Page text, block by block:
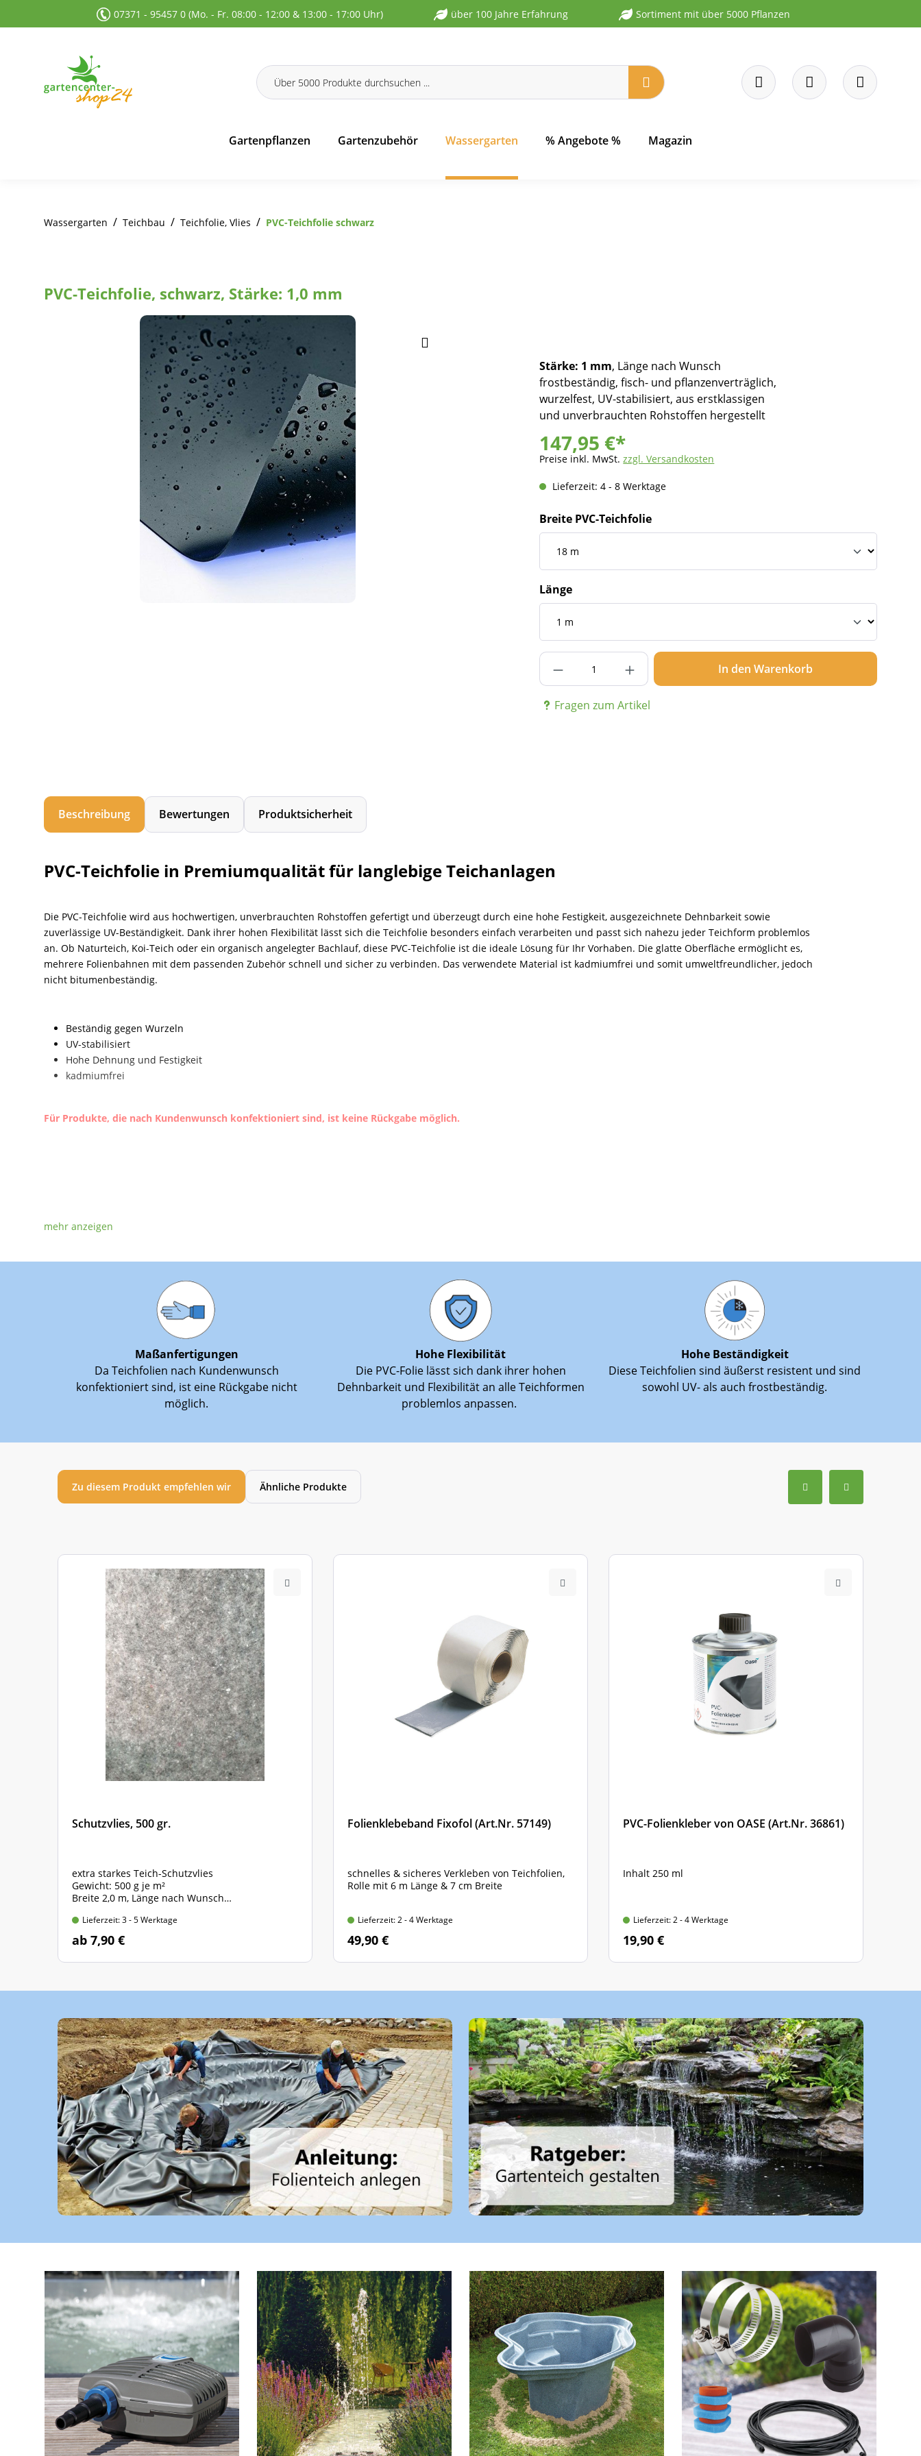
Zur Hauptnavigation springen
07371 - 95457 0 (Mo. - Fr. 08:00 - 12:00 & 13:00 - 17:00 Uhr) über 100 Jahre Erfahrung Sortiment mit über 5000 Pflanzen
Gartenpflanzen Gartenzubehör Wassergarten % Angebote % Magazin
Wassergarten / Teichbau / Teichfolie, Vlies / PVC-Teichfolie schwarz
PVC-Teichfolie, schwarz, Stärke: 1,0 mm
Stärke: 1 mm, Länge nach Wunsch
frostbeständig, fisch- und pflanzenverträglich,
wurzelfest, UV-stabilisiert, aus erstklassigen
und unverbrauchten Rohstoffen hergestellt
147,95 €*
Preise inkl. MwSt.zzgl. Versandkosten
Lieferzeit: 4 - 8 Werktage
Breite PVC-Teichfolie
Länge
Produkt Anzahl: Gib den gewünschten Wert ein
In den Warenkorb
Fragen zum Artikel
Beschreibung Bewertungen Produktsicherheit
PVC-Teichfolie in Premiumqualität für langlebige Teichanlagen
Die PVC-Teichfolie wird aus hochwertigen, unverbrauchten Rohstoffen gefertigt und überzeugt durch eine hohe Festigkeit, ausgezeichnete Dehnbarkeit sowie
zuverlässige UV-Beständigkeit. Dank ihrer hohen Flexibilität lässt sich die Teichfolie besonders einfach verarbeiten und passt sich nahezu jeder Teichform problemlos
an. Ob Naturteich, Koi-Teich oder ein organisch angelegter Bachlauf, diese PVC-Teichfolie ist die ideale Lösung für Ihr Vorhaben. Die glatte Oberfläche ermöglicht es,
mehrere Folienbahnen mit dem passenden Zubehör schnell und sicher zu verbinden. Das verwendete Material ist kadmiumfrei und somit umweltfreundlicher, jedoch
nicht bitumenbeständig.
Beständig gegen Wurzeln
UV-stabilisiert
Hohe Dehnung und Festigkeit
kadmiumfrei
Für Produkte, die nach Kundenwunsch konfektioniert sind, ist keine Rückgabe möglich.
Maßanfertigungen
Da Teichfolien nach Kundenwunsch
konfektioniert sind, ist eine Rückgabe nicht
möglich.
Hohe Flexibilität
Die PVC-Folie lässt sich dank ihrer hohen
Dehnbarkeit und Flexibilität an alle Teichformen
problemlos anpassen.
Hohe Beständigkeit
Diese Teichfolien sind äußerst resistent und sind
sowohl UV- als auch frostbeständig.
Zu diesem Produkt empfehlen wir Ähnliche Produkte
Schutzvlies, 500 gr.
extra starkes Teich-Schutzvlies
Gewicht: 500 g je m²
Breite 2,0 m, Länge nach Wunsch
Lieferzeit: 3 - 5 Werktage
ab 7,90 €
Folienklebeband Fixofol (Art.Nr. 57149)
schnelles & sicheres Verkleben von Teichfolien,
Rolle mit 6 m Länge & 7 cm Breite
Lieferzeit: 2 - 4 Werktage
49,90 €
PVC-Folienkleber von OASE (Art.Nr. 36861)
Inhalt 250 ml
Lieferzeit: 2 - 4 Werktage
19,90 €